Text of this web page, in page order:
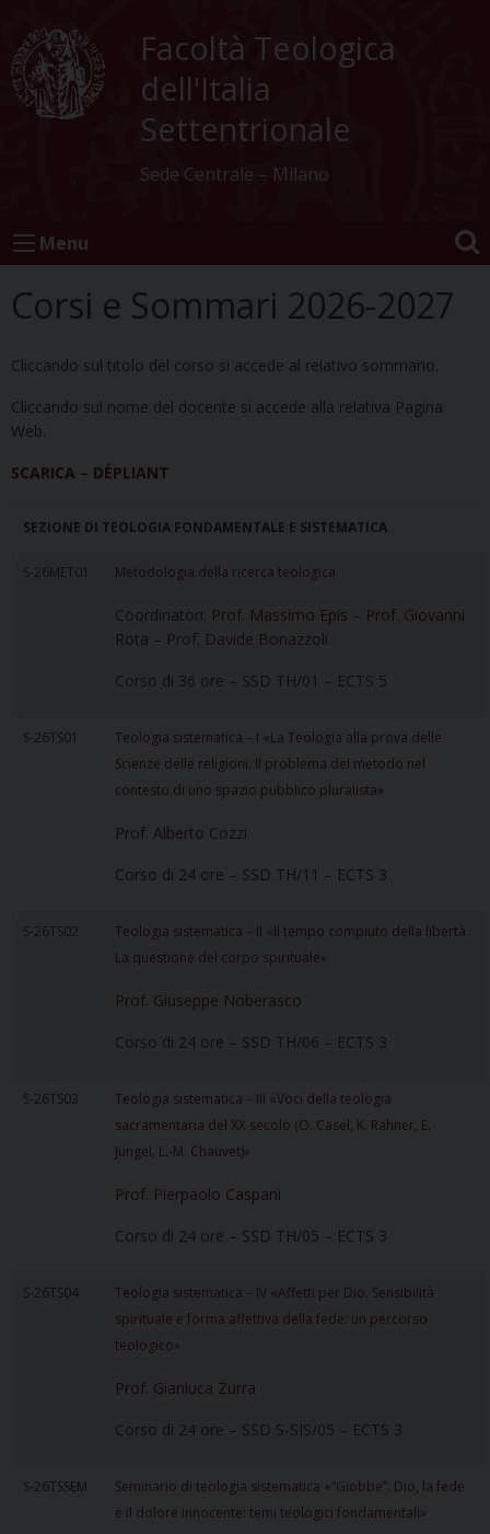
content
Facoltà Teologica
dell'Italia
Settentrionale
Sede Centrale – Milano
Menu
Corsi e Sommari 2026-2027
Cliccando sul titolo del corso si accede al relativo sommario.
Cliccando sul nome del docente si accede alla relativa Pagina
Web.
SCARICA – DÉPLIANT
SEZIONE DI TEOLOGIA FONDAMENTALE E SISTEMATICA
S-26MET01 Metodologia della ricerca teologica
Coordinatori: Prof. Massimo Epis – Prof. Giovanni
Rota – Prof. Davide Bonazzoli
Corso di 36 ore – SSD TH/01 – ECTS 5
S-26TS01 Teologia sistematica – I «La Teologia alla prova delle
Scienze delle religioni. Il problema del metodo nel
contesto di uno spazio pubblico pluralista»
Prof. Alberto Cozzi
Corso di 24 ore – SSD TH/11 – ECTS 3
S-26TS02
Teologia sistematica – II «Il tempo compiuto della libertà.
La questione del corpo spirituale»
Prof. Giuseppe Noberasco
Corso di 24 ore – SSD TH/06 – ECTS 3
S-26TS03
Teologia sistematica – III «Voci della teologia
sacramentaria del XX secolo (O. Casel, K. Rahner, E.
Jüngel, L.-M. Chauvet)»
Prof. Pierpaolo Caspani
Corso di 24 ore – SSD TH/05 – ECTS 3
S-26TS04
Teologia sistematica – IV «Affetti per Dio. Sensibilità
spirituale e forma affettiva della fede: un percorso
teologico»
Prof. Gianluca Zurra
Corso di 24 ore – SSD S-SIS/05 – ECTS 3
S-26TSSEM
Seminario di teologia sistematica «“Giobbe”. Dio, la fede
e il dolore innocente: temi teologici fondamentali»